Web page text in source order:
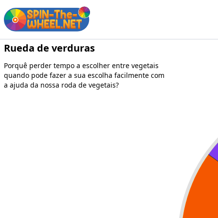
Rueda de verduras
Porquê perder tempo a escolher entre vegetais
quando pode fazer a sua escolha facilmente com
a ajuda da nossa roda de vegetais?